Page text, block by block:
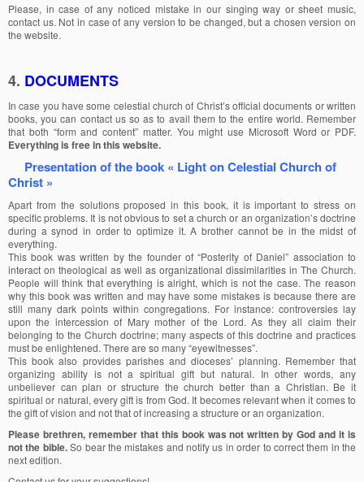
Please, in case of any noticed mistake in our singing way or sheet music,
contact us. Not in case of any version to be changed, but a chosen version on
the website.
4. DOCUMENTS
In case you have some celestial church of Christ’s official documents or written
books, you can contact us so as to avail them to the entire world. Remember
that both “form and content” matter. You might use Microsoft Word or PDF.
Everything is free in this website.
Presentation of the book « Light on Celestial Church of
Christ »
Apart from the solutions proposed in this book, it is important to stress on
specific problems. It is not obvious to set a church or an organization’s doctrine
during a synod in order to optimize it. A brother cannot be in the midst of
everything.
This book was written by the founder of “Posterity of Daniel” association to
interact on theological as well as organizational dissimilarities in The Church.
People will think that everything is alright, which is not the case. The reason
why this book was written and may have some mistakes is because there are
still many dark points within congregations. For instance: controversies lay
upon the intercession of Mary mother of the Lord. As they all claim their
belonging to the Church doctrine; many aspects of this doctrine and practices
must be enlightened. There are so many “eyewitnesses”.
This book also provides parishes and dioceses’ planning. Remember that
organizing ability is not a spiritual gift but natural. In other words, any
unbeliever can plan or structure the church better than a Christian. Be it
spiritual or natural, every gift is from God. It becomes relevant when it comes to
the gift of vision and not that of increasing a structure or an organization.
Please brethren, remember that this book was not written by God and it is
not the bible.So bear the mistakes and notify us in order to correct them in the
next edition.